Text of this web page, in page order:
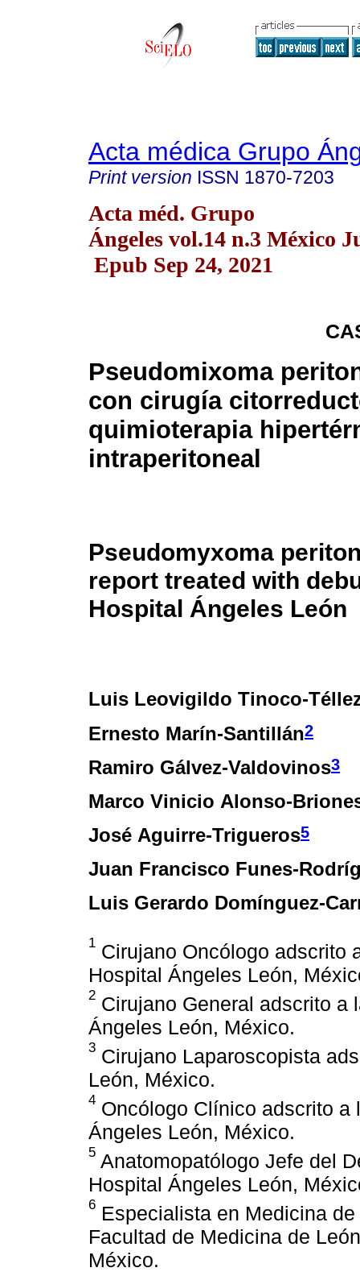
Acta médica Grupo
Print version ISSN 1870-7203
Acta méd. Grupo
Ángeles vol.14 n.3 México
Epub Sep 24, 2021
Pseudomixoma
con cirugía
quimioterapia
intraperitoneal
Pseudomyxoma
report treated with
Hospital Ángeles León
Luis Leovigildo Tinoco-
Ernesto Marín-Santillán2
Ramiro Gálvez-Valdovinos3
Marco Vinicio Alonso-
José Aguirre-Trigueros5
Juan Francisco Funes-
Luis Gerardo Domínguez-
1 Cirujano Oncólogo adscrito
Hospital Ángeles León,
2 Cirujano General adscrito a
Ángeles León, México.
3 Cirujano Laparoscopista
León, México.
4 Oncólogo Clínico adscrito
Ángeles León, México.
5 Anatomopatólogo Jefe del
Hospital Ángeles León,
6 Especialista en Medicina
Facultad de Medicina de
México.